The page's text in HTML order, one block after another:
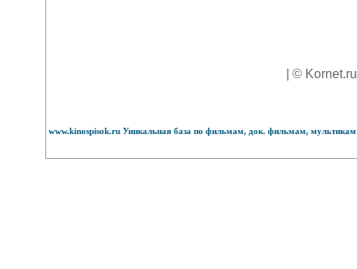
| ©
www.kinospisok.ru Уникальная база по фильмам, док. фильмам,